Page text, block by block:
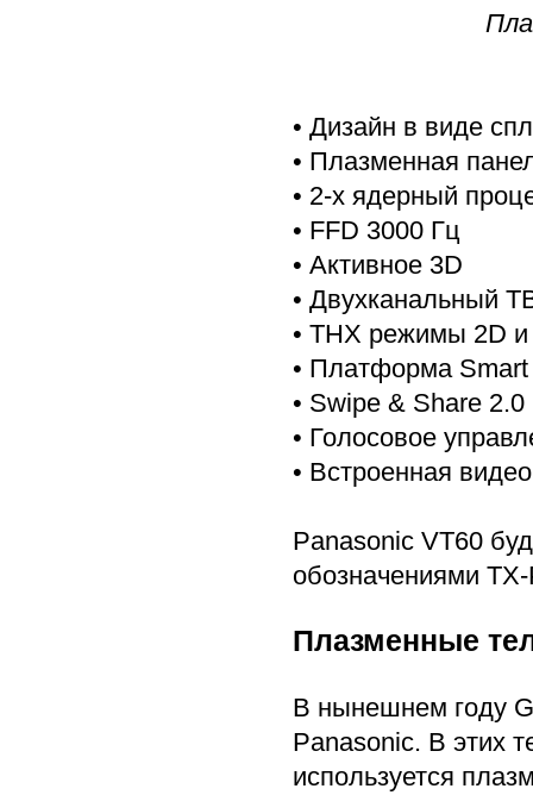
• Дизайн в виде
• Плазменная
• 2-х ядерный
• FFD 3000 Гц
• Активное 3D
• Двухканальный
• THX режимы 2D
• Платформа
• Swipe & Share 2.0
• Голосовое
• Встроенная
Panasonic VT60
обозначениями
Плазменные
В нынешнем году
Panasonic. В этих
используется